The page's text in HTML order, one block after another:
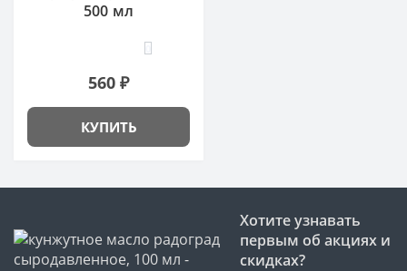
500 мл
560 ₽
КУПИТЬ
Хотите узнавать
первым об акциях и
скидках?